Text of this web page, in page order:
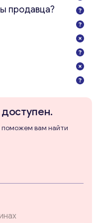
продавца?
поможем вам найти